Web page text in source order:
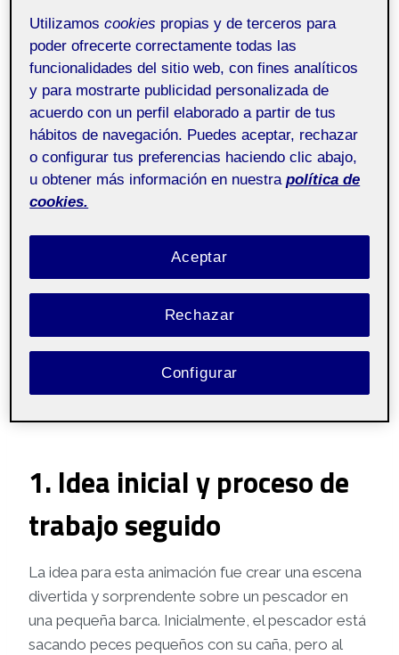
1. Idea inicial y proceso de
trabajo seguido
La idea para esta animación fue crear una escena
divertida y sorprendente sobre un pescador en
una pequeña barca. Inicialmente, el pescador está
sacando peces pequeños con su caña, pero al
Utilizamoscookies propias y de terceros para
poder ofrecerte correctamente todas las
funcionalidades del sitio web, con fines analíticos
y para mostrarte publicidad personalizada de
acuerdo con un perfil elaborado a partir de tus
hábitos de navegación. Puedes aceptar, rechazar
o configurar tus preferencias haciendo clic abajo,
u obtener más información en nuestra política de
cookies.
Rechazar
Aceptar
Configurar